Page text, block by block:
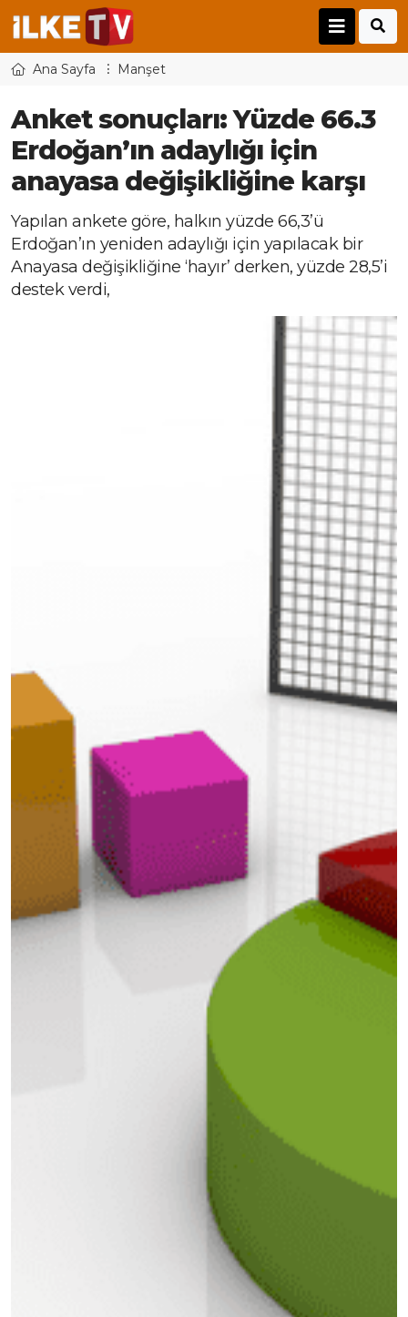
Ana Sayfa Manşet
Anket sonuçları: Yüzde 66.3
Erdoğan’ın adaylığı için
anayasa değişikliğine karşı
Yapılan ankete göre, halkın yüzde 66,3’ü
Erdoğan’ın yeniden adaylığı için yapılacak bir
Anayasa değişikliğine ‘hayır’ derken, yüzde 28,5’i
destek verdi,